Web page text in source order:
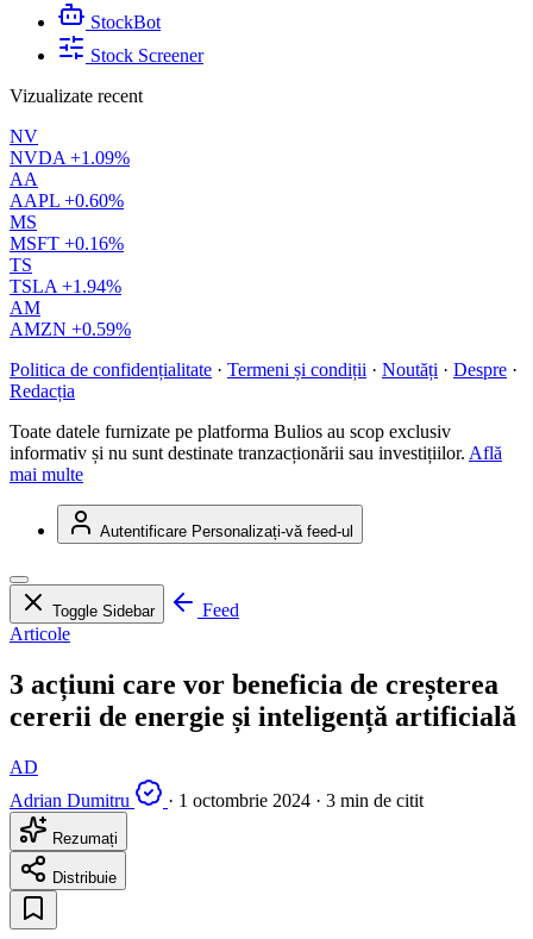
StockBot
Stock Screener
Vizualizate recent
NV
NVDA +1.09%
AA
AAPL +0.60%
MS
MSFT +0.16%
TS
TSLA +1.94%
AM
AMZN +0.59%
Politica de confidențialitate · Termeni și condiții · Noutăți · Despre ·
Redacția
Toate datele furnizate pe platforma Bulios au scop exclusiv
informativ și nu sunt destinate tranzacționării sau investițiilor. Află
mai multe
Autentificare Personalizați-vă feed-ul
Toggle Sidebar
Feed
Articole
3 acțiuni care vor beneficia de creșterea
cererii de energie și inteligență artificială
AD
Adrian Dumitru
· 1 octombrie 2024 · 3 min de citit
Rezumați
Distribuie